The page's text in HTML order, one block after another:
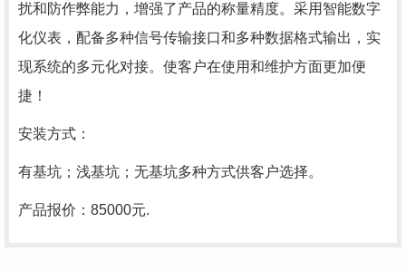
扰和防作弊能力，增强了产品的称量精度。采用智能数字
化仪表，配备多种信号传输接口和多种数据格式输出，实
现系统的多元化对接。使客户在使用和维护方面更加便
捷！
安装方式：
有基坑；浅基坑；无基坑多种方式供客户选择。
产品报价：85000元.